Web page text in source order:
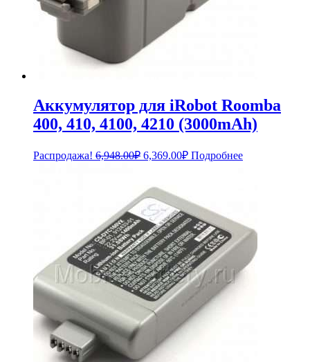
Аккумулятор для iRobot Roomba
400, 410, 4100, 4210 (3000mAh)
Распродажа! 6,948.00₽ Первоначальная
6,948.00₽.
6,369.00₽Текущая
цена:
Подробнее